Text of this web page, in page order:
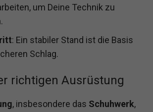
um Deine Technik zu
: Ein stabiler Stand ist die Basis
Schlag.
richtigen Ausrüstung
, insbesondere das Schuhwerk,